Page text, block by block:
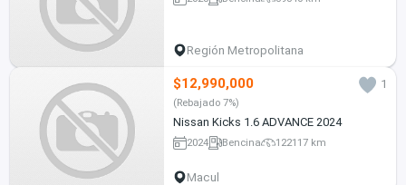
Región Metropolitana
$12,990,000 1
(Rebajado 7%)
Nissan Kicks 1.6 ADVANCE 2024
2024 Bencina 122117 km
Macul